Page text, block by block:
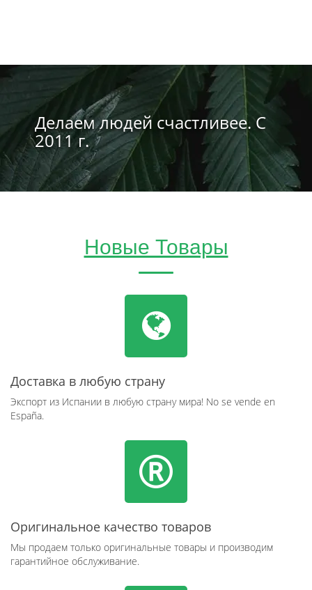
Делаем людей счастливее. С
2011 г.
Новые Товары
Доставка в любую страну
Экспорт из Испании в любую страну мира! No se vende en
España.
Оригинальное качество товаров
Мы продаем только оригинальные товары и производим
гарантийное обслуживание.